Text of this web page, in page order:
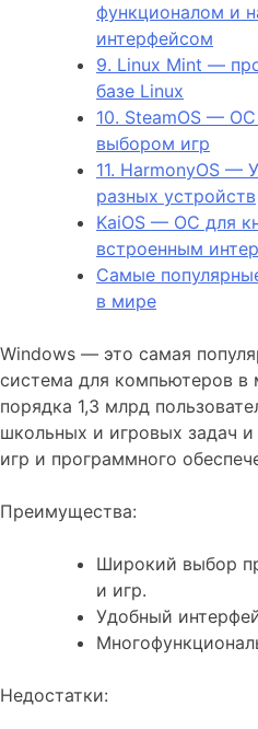
функционалом и
интерфейсом
9. Linux Mint —
базе Linux
10. SteamOS —
выбором игр
11. HarmonyOS —
разных устройств
KaiOS — ОС для
встроенным
Самые
в мире
Windows — это самая
система для компьютеров в
порядка 1,3 млрд
школьных и игровых задач
игр и программного
Преимущества:
Широкий выбор
и игр.
Удобный
Недостатки: